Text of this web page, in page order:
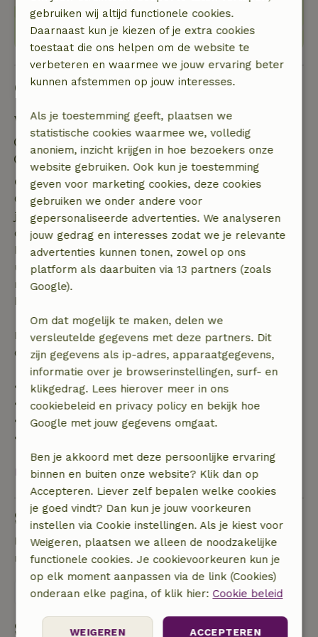
Goed om te weten
Verblijfdetails
Uitchecken: 06:00- 12:00
Gratis annuleren binnen 7 dagen
Gratis annuleren binnen 7 dagen na bevestiging van
je boeking, bij een boekingsaanvraag meer dan 28
dagen voor aanvang. Bij een boeking met aanvang
binnen 28 dagen geldt gratis annuleren binnen 24
uur. Bij annulering binnen gestelde periode heb je
recht op volledige terugbetaling van het
boekingsbedrag.
Daarna krijg je een deel van de reissom en 100% van
de borg terugbetaald:
• tot 42 dagen voor aankomst: 70% terugbetaald
• 42–28 dagen voor aankomst: 40% terugbetaald
• 28 dagen tot de aankomstdag: 10% terugbetaald
• op de aankomstdag of later: geen terugbetaling
Bekijk alles
Stel een vraag
Neem contact op met de verhuurder van het
natuurhuisje
Stuur een bericht
Start mijn boeking
gebruiken wij altijd functionele cookies.
Daarnaast kun je kiezen of je extra cookies
toestaat die ons helpen om de website te
verbeteren en waarmee we jouw ervaring beter
kunnen afstemmen op jouw interesses.
Als je toestemming geeft, plaatsen we
statistische cookies waarmee we, volledig
anoniem, inzicht krijgen in hoe bezoekers onze
website gebruiken. Ook kun je toestemming
geven voor marketing cookies, deze cookies
gebruiken we onder andere voor
gepersonaliseerde advertenties. We analyseren
jouw gedrag en interesses zodat we je relevante
advertenties kunnen tonen, zowel op ons
platform als daarbuiten via 13 partners (zoals
Google).
Om dat mogelijk te maken, delen we
versleutelde gegevens met deze partners. Dit
zijn gegevens als ip-adres, apparaatgegevens,
informatie over je browserinstellingen, surf- en
klikgedrag. Lees hierover meer in ons
cookiebeleid en privacy policy en bekijk hoe
Google met jouw gegevens omgaat.
Ben je akkoord met deze persoonlijke ervaring
binnen en buiten onze website? Klik dan op
Accepteren. Liever zelf bepalen welke cookies
je goed vindt? Dan kun je jouw voorkeuren
instellen via Cookie instellingen. Als je kiest voor
Weigeren, plaatsen we alleen de noodzakelijke
functionele cookies. Je cookievoorkeuren kun je
op elk moment aanpassen via de link (Cookies)
onderaan elke pagina, of klik hier: Cookie beleid
ACCEPTEREN
WEIGEREN